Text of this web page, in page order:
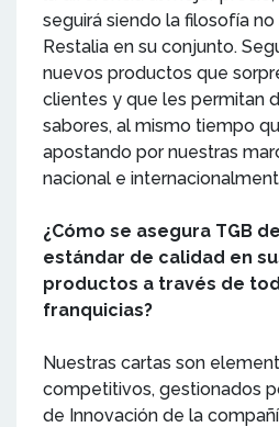
seguirá siendo la filosofía
Restalia en su conjunto.
nuevos productos que
clientes y que les permitan
sabores, al mismo tiempo
apostando por nuestras
nacional e
¿Cómo se asegura TGB
estándar de calidad en
productos a través de
franquicias?
Nuestras cartas son
competitivos, gestionados
de Innovación de la